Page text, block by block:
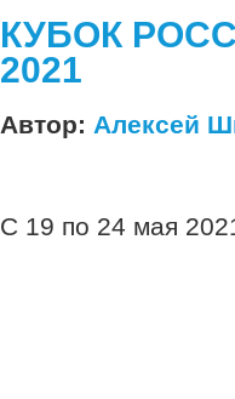
КУБОК
2021
Автор: Алексей
С 19 по 24 мая